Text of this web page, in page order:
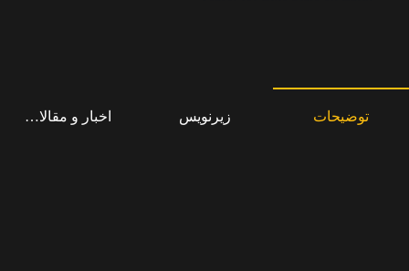
توضیحات زیرنویس اخبار و مقالات